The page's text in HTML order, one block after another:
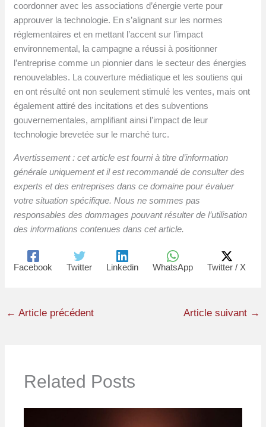
coordonner avec les associations d’énergie verte pour
approuver la technologie. En s’alignant sur les normes
réglementaires et en mettant l’accent sur l’impact
environnemental, la campagne a réussi à positionner
l’entreprise comme un pionnier dans le secteur des énergies
renouvelables. La couverture médiatique et les soutiens qui
en ont résulté ont non seulement stimulé les ventes, mais ont
également attiré des incitations et des subventions
gouvernementales, amplifiant ainsi l’impact de leur
technologie brevetée sur le marché turc.
Avertissement : cet article est fourni à titre d’information
générale uniquement et il est recommandé de consulter des
experts et des entreprises dans ce domaine pour évaluer
votre situation spécifique. Nous ne sommes pas
responsables des dommages pouvant résulter de l’utilisation
des informations contenues dans cet article.
Facebook Twitter Linkedin WhatsApp Twitter / X
← Article précédent Article suivant →
Related Posts